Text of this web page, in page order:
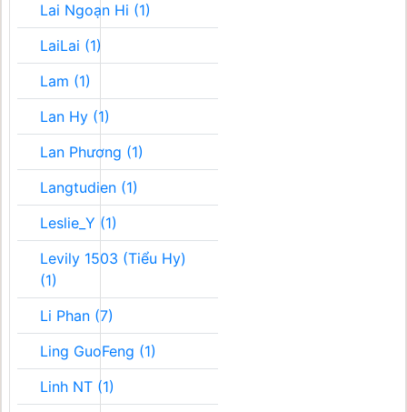
Lai Ngoạn Hi (1)
LaiLai (1)
Lam (1)
Lan Hy (1)
Lan Phương (1)
Langtudien (1)
Leslie_Y (1)
Levily 1503 (Tiểu Hy)
(1)
Li Phan (7)
Ling GuoFeng (1)
Linh NT (1)